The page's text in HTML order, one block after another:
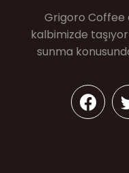
Grigoro Coffee
kalbimizde
sunma